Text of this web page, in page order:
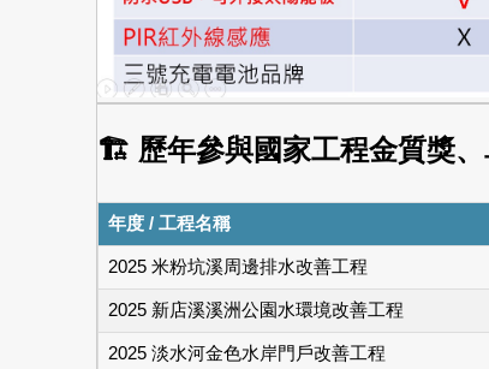
🏗 歷年參與國家工程金質獎
年度 / 工程名稱
2025 米粉坑溪周邊排水改善工程
2025 新店溪溪洲公園水環境改善工程
2025 淡水河金色水岸門戶改善工程